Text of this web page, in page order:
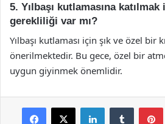
5. Yılbaşı kutlamasına
gerekliliği var mı?
Yılbaşı kutlaması için şık ve özel bir
önerilmektedir. Bu gece, özel bir
uygun giyinmek önemlidir.
Facebook
X LinkedInTumblr